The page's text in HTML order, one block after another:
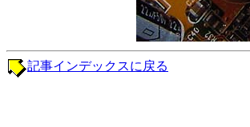
記事インデックスに戻る